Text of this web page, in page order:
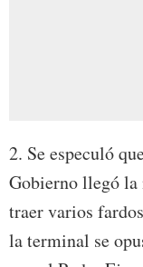
2. Se especuló
Gobierno llegó
traer varios
la terminal se